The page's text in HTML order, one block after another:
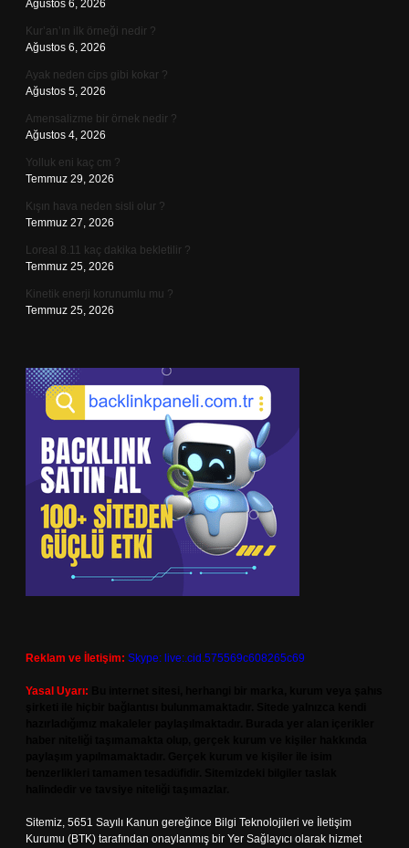
Ağustos 6, 2026
Kur’an’ın ilk örneği nedir ?
Ağustos 6, 2026
Ayak neden cips gibi kokar ?
Ağustos 5, 2026
Amensalizme bir örnek nedir ?
Ağustos 4, 2026
Yolluk eni kaç cm ?
Temmuz 29, 2026
Kışın hava neden sisli olur ?
Temmuz 27, 2026
Loreal 8.11 kaç dakika bekletilir ?
Temmuz 25, 2026
Kinetik enerji korunumlu mu ?
Temmuz 25, 2026
Reklam ve İletişim: Skype: live:.cid.575569c608265c69
Yasal Uyarı:
Sitemiz, 5651 Sayılı Kanun gereğince Bilgi Teknolojileri ve İletişim
Kurumu (BTK) tarafından onaylanmış bir Yer Sağlayıcı olarak hizmet